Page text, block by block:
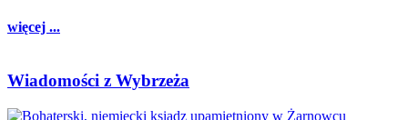
więcej ...
Wiadomości z Wybrzeża